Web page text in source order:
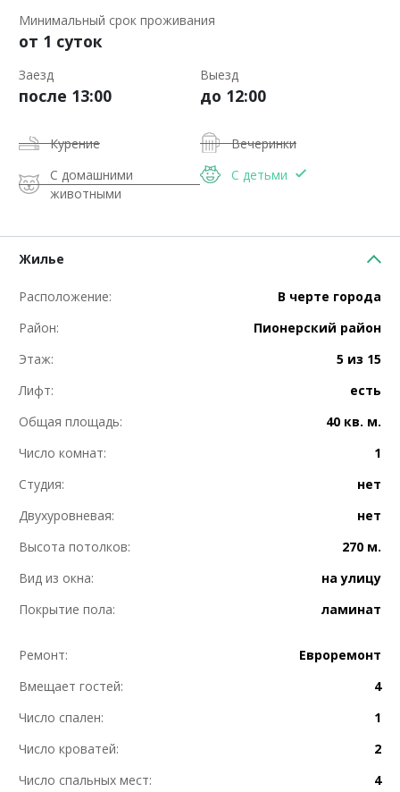
Минимальный срок проживания
от 1 суток
Заезд
после 13:00
Выезд
до 12:00
Курение
Вечеринки
С домашними
животными
С детьми
Жилье
Расположение:
В черте города
Район:
Пионерский район
Этаж:
5 из 15
Лифт:
есть
Общая площадь:
40 кв. м.
Число комнат:
1
Студия:
нет
Двухуровневая:
нет
Высота потолков:
270 м.
Вид из окна:
на улицу
Покрытие пола:
ламинат
Ремонт:
Евроремонт
Вмещает гостей:
4
Число спален:
1
Число кроватей:
2
Число спальных мест:
4